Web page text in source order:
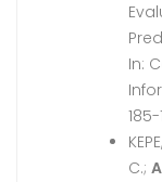
In:
C.;